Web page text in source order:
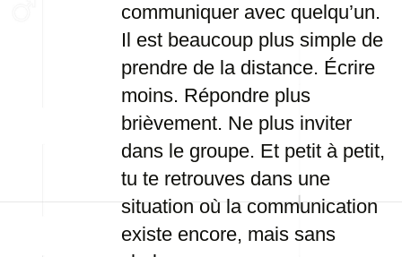
communiquer avec quelqu’un.
Il est beaucoup plus simple de
prendre de la distance. Écrire
moins. Répondre plus
brièvement. Ne plus inviter
dans le groupe. Et petit à petit,
tu te retrouves dans une
situation où la communication
existe encore, mais sans